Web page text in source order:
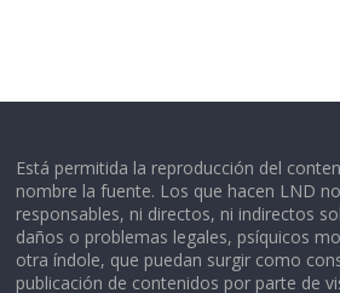
Está permitida la reproducción del
nombre la fuente. Los que hacen LND
responsables, ni directos, ni indirectos
daños o problemas legales, psíquicos
otra índole, que puedan surgir como
publicación de contenidos por parte de